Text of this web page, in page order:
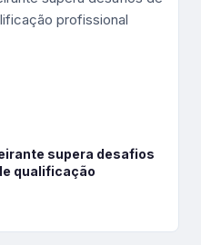
supera desafios
qualificação